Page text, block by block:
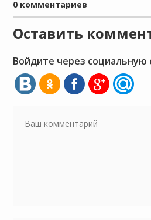
0 комментариев
Оставить
Войдите через социальную